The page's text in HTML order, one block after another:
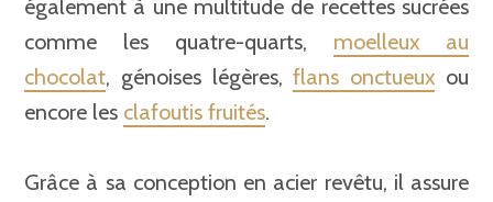
également à une multitude de recettes sucrées
comme les quatre-quarts, moelleux au
chocolat, génoises légères,flans onctueux ou
encore les clafoutis fruités.
Grâce à sa conception en acier revêtu, il assure